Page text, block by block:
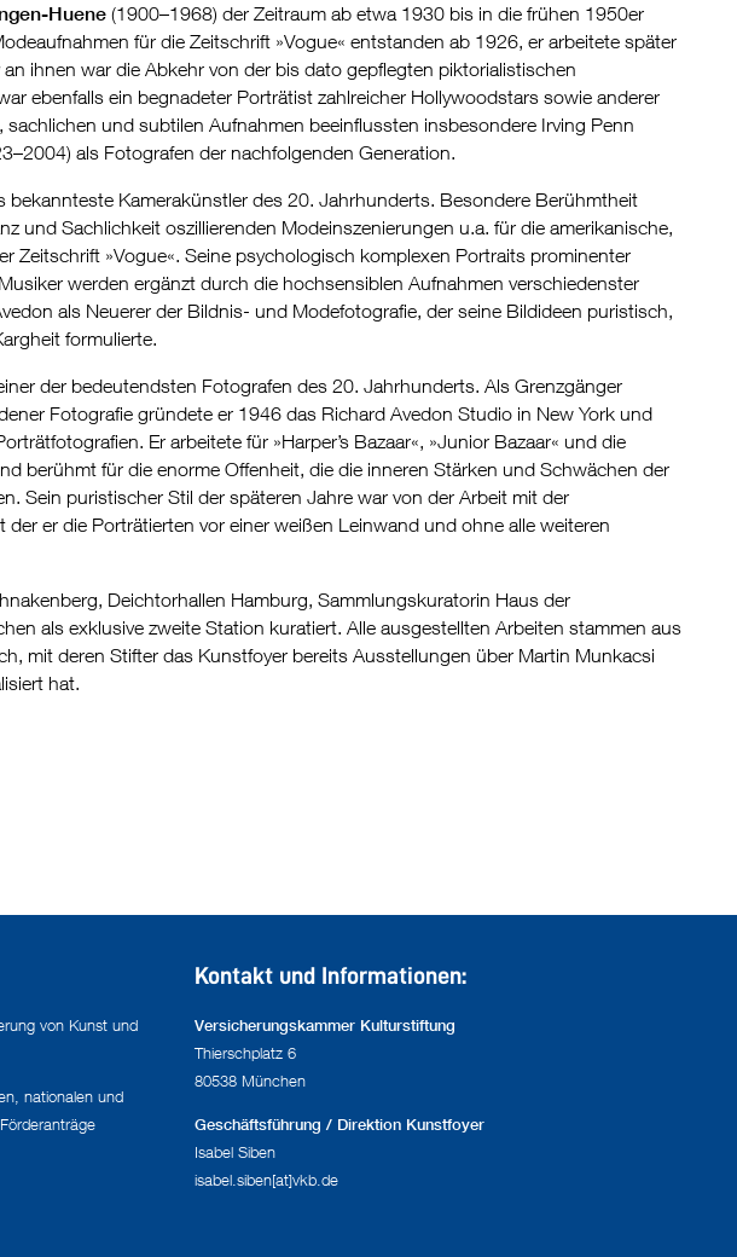
Huene(1900–1968) der Zeitraum ab etwa 1930 bis in die frühen 1950er
für die Zeitschrift »Vogue« entstanden ab 1926, er arbeitete später
an ihnen war die Abkehr von der bis dato gepflegten piktorialistischen
ebenfalls ein begnadeter Porträtist zahlreicher Hollywoodstars sowie anderer
und subtilen Aufnahmen beeinflussten insbesondere Irving Penn
als Fotografen der nachfolgenden Generation.
Kamerakünstler des 20. Jahrhunderts. Besondere Berühmtheit
und Sachlichkeit oszillierenden Modeinszenierungen u.a. für die amerikanische,
Zeitschrift »Vogue«. Seine psychologisch komplexen Portraits prominenter
werden ergänzt durch die hochsensiblen Aufnahmen verschiedenster
als Neuerer der Bildnis- und Modefotografie, der seine Bildideen puristisch,
formulierte.
der bedeutendsten Fotografen des 20. Jahrhunderts. Als Grenzgänger
Fotografie gründete er 1946 das Richard Avedon Studio in New York und
Er arbeitete für »Harper’s Bazaar«, »Junior Bazaar« und die
berühmt für die enorme Offenheit, die die inneren Stärken und Schwächen der
Sein puristischer Stil der späteren Jahre war von der Arbeit mit der
er die Porträtierten vor einer weißen Leinwand und ohne alle weiteren
Deichtorhallen Hamburg, Sammlungskuratorin Haus der
als exklusive zweite Station kuratiert. Alle ausgestellten Arbeiten stammen aus
mit deren Stifter das Kunstfoyer bereits Ausstellungen über Martin Munkacsi
hat.
von Kunst und
nationalen und
Kontakt und Informationen:
Versicherungskammer Kulturstiftung
Thierschplatz 6
80538 München
Geschäftsführung / Direktion Kunstfoyer
Isabel Siben
isabel.siben[at]vkb.de